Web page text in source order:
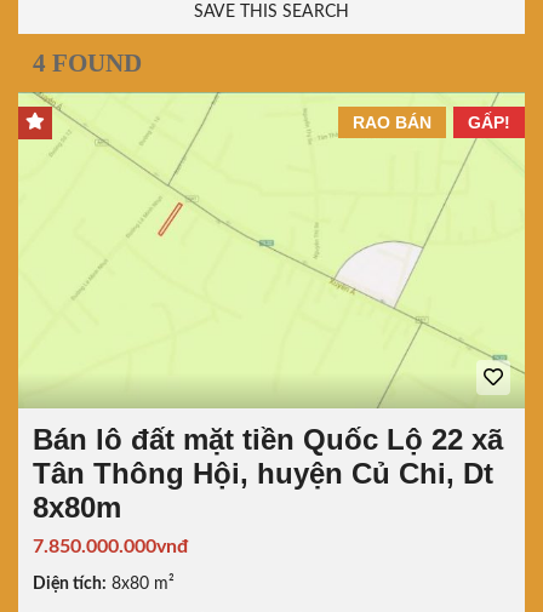
SAVE THIS SEARCH
4 FOUND
GẤP!
RAO BÁN
Bán lô đất mặt tiền Quốc Lộ 22 xã
Tân Thông Hội, huyện Củ Chi, Dt
8x80m
7.850.000.000vnđ
Diện tích: 8x80 m²